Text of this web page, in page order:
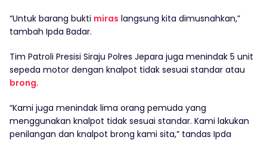
“Untuk barang bukti miras langsung kita dimusnahkan,”
tambah Ipda Badar.
Tim Patroli Presisi Siraju Polres Jepara juga menindak 5 unit
sepeda motor dengan knalpot tidak sesuai standar atau
brong.
“Kami juga menindak lima orang pemuda yang
menggunakan knalpot tidak sesuai standar. Kami lakukan
penilangan dan knalpot brong kami sita,” tandas Ipda